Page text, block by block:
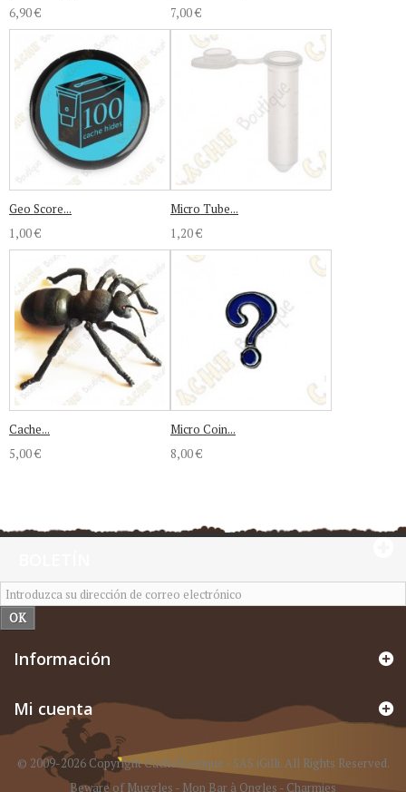
6,90 €
7,00 €
Geo Score...
1,00 €
Micro Tube...
1,20 €
Cache...
5,00 €
Micro Coin...
8,00 €
OK
Información
Mi cuenta
© 2009-2026 Copyright CacheBoutique - SAS iGilli. All Rights Reserved.
Beware of Muggles - Mon Bar à Ongles - Charmies